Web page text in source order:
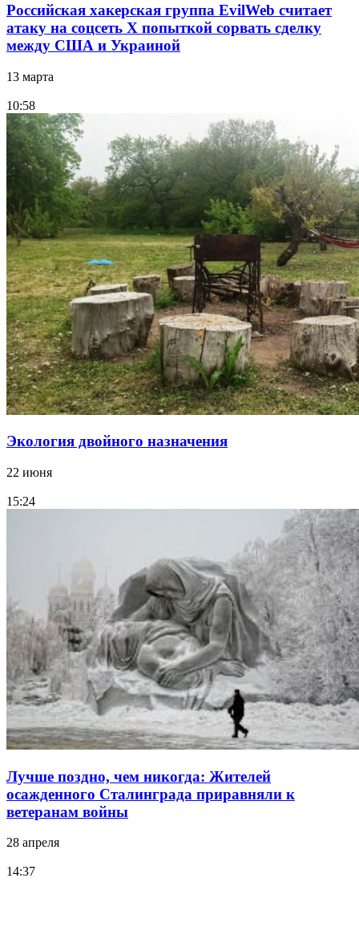
Российская хакерская группа EvilWeb считает
атаку на соцсеть Х попыткой сорвать сделку
между США и Украиной
13 марта
10:58
Экология двойного назначения
22 июня
15:24
Лучше поздно, чем никогда: Жителей
осажденного Сталинграда приравняли к
ветеранам войны
28 апреля
14:37